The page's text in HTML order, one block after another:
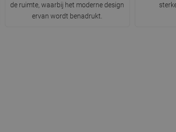
de ruimte, waarbij het moderne design
ervan wordt benadrukt.